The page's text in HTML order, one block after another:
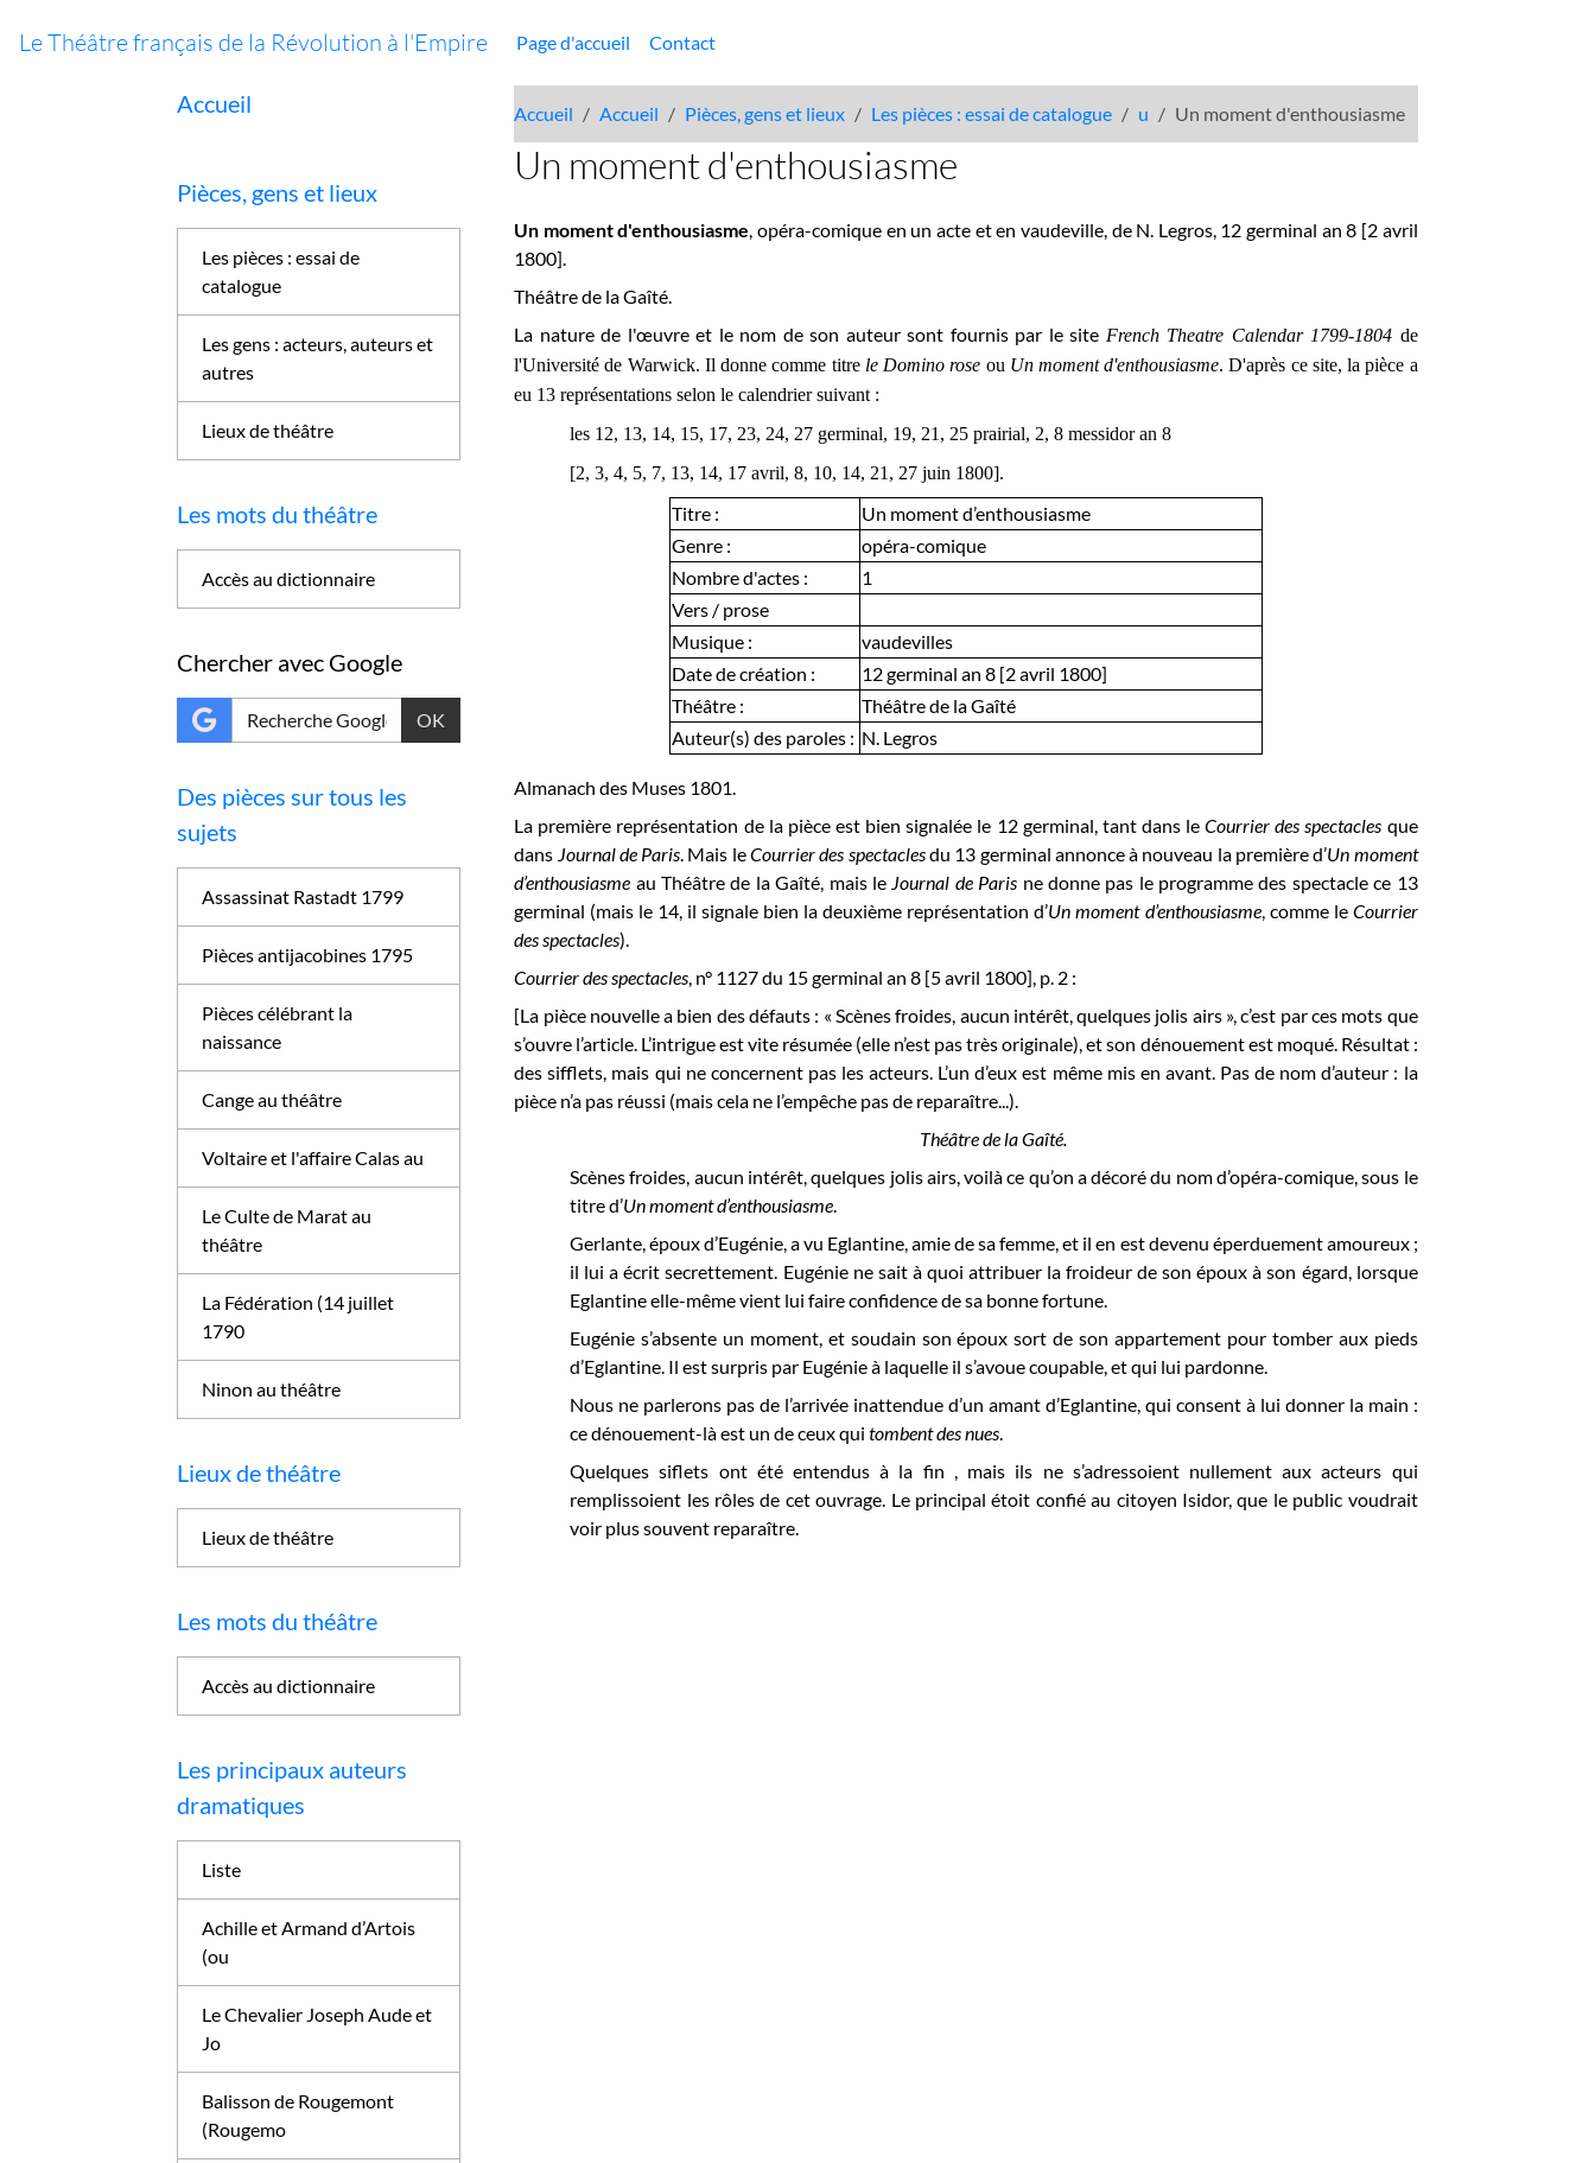
Le Théâtre français de la Révolution à l'Empire Page d'accueil Contact
Accueil Accueil Pièces, gens et lieux Les pièces : essai de catalogue u Un moment d'enthousiasme
Un moment d'enthousiasme
Un moment d'enthousiasme, opéra-comique en un acte et en vaudeville, de N. Legros, 12 germinal an 8 [2 avril
1800].
Théâtre de la Gaîté.
La nature de l'œuvre et le nom de son auteur sont fournis par le site French Theatre Calendar 1799-1804 de
l'Université de Warwick. Il donne comme titre le Domino rose ou Un moment d'enthousiasme. D'après ce site, la pièce a
eu 13 représentations selon le calendrier suivant :
les 12, 13, 14, 15, 17, 23, 24, 27 germinal, 19, 21, 25 prairial, 2, 8 messidor an 8
[2, 3, 4, 5, 7, 13, 14, 17 avril, 8, 10, 14, 21, 27 juin 1800].
Titre :
Un moment d’enthousiasme
Genre :
opéra-comique
Nombre d'actes :
1
Vers / prose
Musique :
vaudevilles
Date de création :
12 germinal an 8 [2 avril 1800]
Théâtre :
Théâtre de la Gaîté
Auteur(s) des paroles : N. Legros
Almanach des Muses 1801.
La première représentation de la pièce est bien signalée le 12 germinal, tant dans leCourrier des spectacles que
dans Journal de Paris. Mais leCourrier des spectaclesdu 13 germinal annonce à nouveau la première d’Un moment
d’enthousiasme au Théâtre de la Gaîté, mais le Journal de Paris ne donne pas le programme des spectacle ce 13
germinal (mais le 14, il signale bien la deuxième représentation d’Un moment d’enthousiasme, comme le Courrier
des spectacles).
Courrier des spectacles, n° 1127 du 15 germinal an 8 [5 avril 1800], p. 2 :
[La pièce nouvelle a bien des défauts : « Scènes froides, aucun intérêt, quelques jolis airs », c’est par ces mots que
s’ouvre l’article. L’intrigue est vite résumée (elle n’est pas très originale), et son dénouement est moqué. Résultat :
des sifflets, mais qui ne concernent pas les acteurs. L’un d’eux est même mis en avant. Pas de nom d’auteur : la
pièce n’a pas réussi (mais cela ne l’empêche pas de reparaître...).
Théâtre de la Gaîté.
Scènes froides, aucun intérêt, quelques jolis airs, voilà ce qu’on a décoré du nom d’opéra-comique, sous le
titre d’Un moment d’enthousiasme.
Gerlante, époux d’Eugénie, a vu Eglantine, amie de sa femme, et il en est devenu éperduement amoureux ;
il lui a écrit secrettement. Eugénie ne sait à quoi attribuer la froideur de son époux à son égard, lorsque
Eglantine elle-même vient lui faire confidence de sa bonne fortune.
Eugénie s’absente un moment, et soudain son époux sort de son appartement pour tomber aux pieds
d’Eglantine. Il est surpris par Eugénie à laquelle il s’avoue coupable, et qui lui pardonne.
Nous ne parlerons pas de l’arrivée inattendue d’un amant d’Eglantine, qui consent à lui donner la main :
ce dénouement-là est un de ceux quitombent des nues.
Quelques siflets ont été entendus à la fin , mais ils ne s’adressoient nullement aux acteurs qui
remplissoient les rôles de cet ouvrage. Le principal étoit confié au citoyen Isidor, que le public voudrait
voir plus souvent reparaître.
Accueil
Pièces, gens et lieux
Les pièces : essai de
catalogue
Les gens : acteurs, auteurs et
autres
Lieux de théâtre
Les mots du théâtre
Accès au dictionnaire
Chercher avec Google
OK
Des pièces sur tous les
sujets
Assassinat Rastadt 1799
Pièces antijacobines 1795
Pièces célébrant la
naissance
Cange au théâtre
Voltaire et l'affaire Calas au
Le Culte de Marat au
théâtre
La Fédération (14 juillet
1790
Ninon au théâtre
Lieux de théâtre
Lieux de théâtre
Les mots du théâtre
Accès au dictionnaire
Les principaux auteurs
dramatiques
Liste
Achille et Armand d’Artois
(ou
Le Chevalier Joseph Aude et
Jo
Balisson de Rougemont
(Rougemo